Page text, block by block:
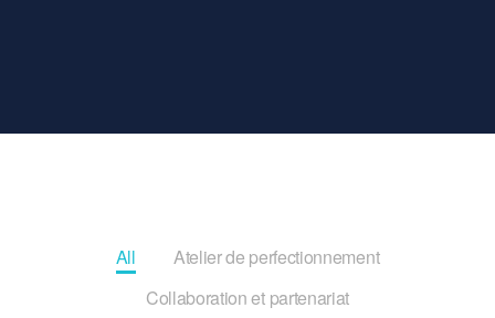
All
Atelier de perfectionnement
Collaboration et partenariat